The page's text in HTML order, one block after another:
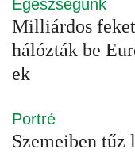
Egészségünk
Milliárdos
hálózták be
ek
Portré
Szemeiben tűz